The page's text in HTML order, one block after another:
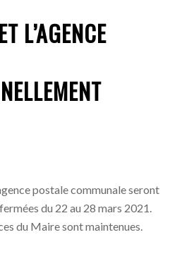
L’AGENCE
postale communale seront
du 22 au 28 mars 2021.
du Maire sont maintenues.